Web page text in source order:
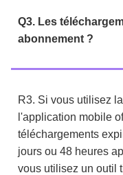
Q3. Les
abonnement ?
R3. Si vous utilisez
l'application mobile
téléchargements
jours ou 48 heures
vous utilisez un outil